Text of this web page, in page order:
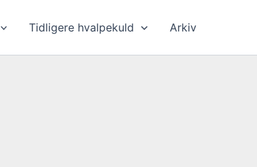
Tidligere hvalpekuld Arkiv